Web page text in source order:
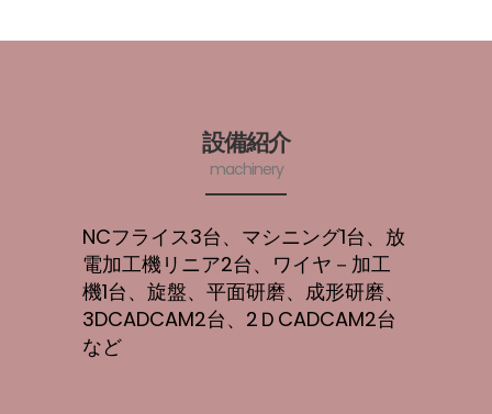
設備紹介
machinery
NCフライス3台、マシニング1台、放
電加工機リニア2台、ワイヤ－加工
機1台、旋盤、平面研磨、成形研磨、
3DCADCAM2台、2ＤCADCAM2台
など